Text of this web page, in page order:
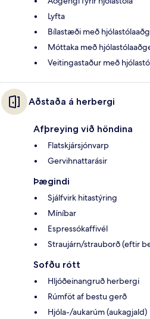
Lyfta
Bílastæði með
Móttaka með
Veitingastaður með
Aðstaða á herbergi
Afþreying við höndina
Flatskjársjónvarp
Gervihnattarásir
Þægindi
Sjálfvirk hitastýring
Míníbar
Espressókaffivél
Straujárn/strauborð (eftir
Sofðu rótt
Hljóðeinangruð herbergi
Rúmföt af bestu gerð
Hjóla-/aukarúm (aukagjald)